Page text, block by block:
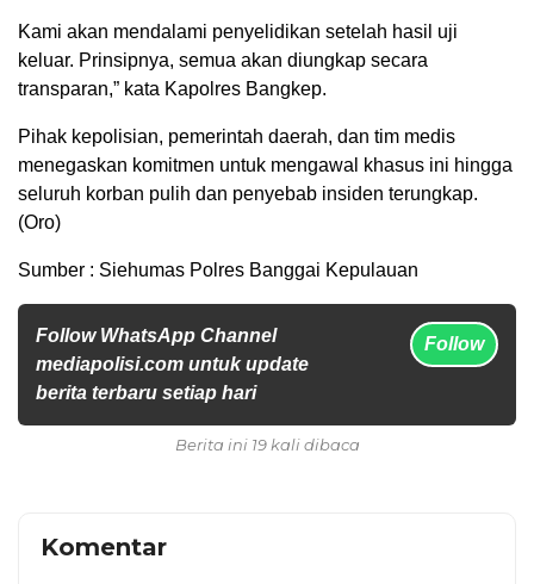
Kami akan mendalami penyelidikan setelah hasil uji
keluar. Prinsipnya, semua akan diungkap secara
transparan,” kata Kapolres Bangkep.
Pihak kepolisian, pemerintah daerah, dan tim medis
menegaskan komitmen untuk mengawal khasus ini hingga
seluruh korban pulih dan penyebab insiden terungkap.
(Oro)
Sumber : Siehumas Polres Banggai Kepulauan
Follow WhatsApp Channel
mediapolisi.com untuk update
berita terbaru setiap hari
Follow
Berita ini 19 kali dibaca
Komentar